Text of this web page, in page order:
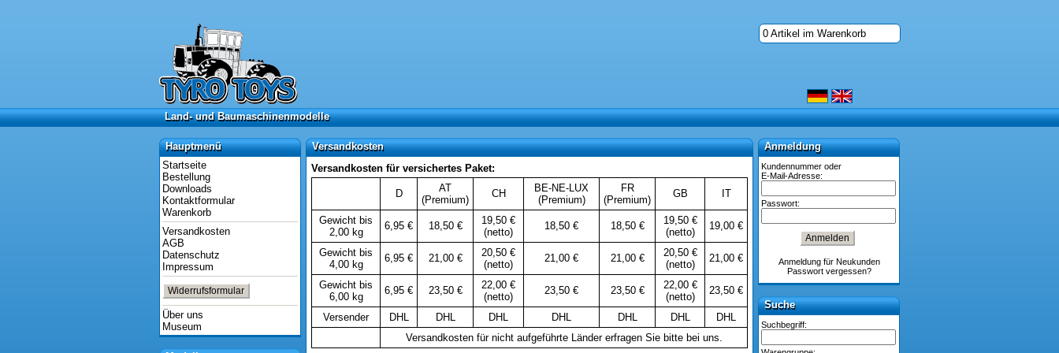
Land- und Baumaschinenmodelle
Land- und Baumaschinenmodelle
0 Artikel im Warenkorb
Hauptmenü
Hauptmenü
Startseite
Bestellung
Downloads
Kontaktformular
Warenkorb
Versandkosten
AGB
Datenschutz
Impressum
Widerrufsformular
Über uns
Museum
Anmeldung
Anmeldung
Kundennummer oder
E-Mail-Adresse:
Passwort:
Anmeldung für Neukunden
Passwort vergessen?
Suche
Suche
Suchbegriff:
Versandkosten
Versandkosten
Versandkosten für versichertes Paket:
D
AT
(Premium)
CH
BE-NE-LUX
(Premium)
FR
(Premium)
GB IT
Gewicht bis
2,00 kg
6,95 € 18,50 €
19,50 €
(netto)
18,50 € 18,50 €
19,50 €
(netto)
19,00 €
Gewicht bis
4,00 kg
6,95 € 21,00 €
20,50 €
(netto)
21,00 € 21,00 €
20,50 €
(netto)
21,00 €
Gewicht bis
6,00 kg
6,95 € 23,50 €
22,00 €
(netto)
23,50 € 23,50 €
22,00 €
(netto)
23,50 €
Versender DHL DHL DHL DHL DHL DHL
DHL
Versandkosten für nicht aufgeführte Länder erfragen Sie bitte bei uns.